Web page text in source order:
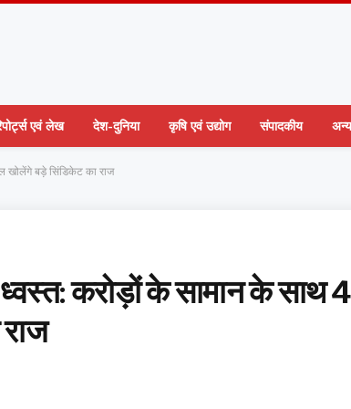
एवं लेख देश-दुनिया कृषि एवं उद्योग संपादकीय अन्य
खोलेंगे बड़े सिंडिकेट का राज
करोड़ों के सामान के साथ 4